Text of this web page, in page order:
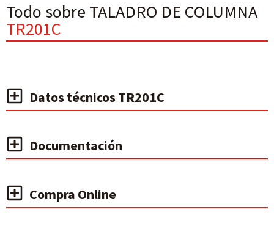
Todo sobre TALADRO DE COLUMNA
TR201C
Datos técnicos TR201C
Documentación
Compra Online